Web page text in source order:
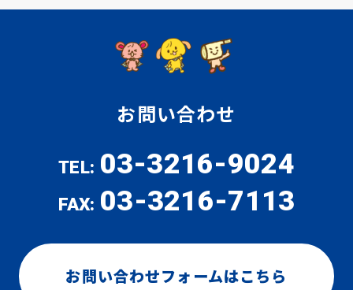
お問い合わせ
TEL: 03-3216-9024
FAX: 03-3216-7113
お問い合わせフォームはこちら